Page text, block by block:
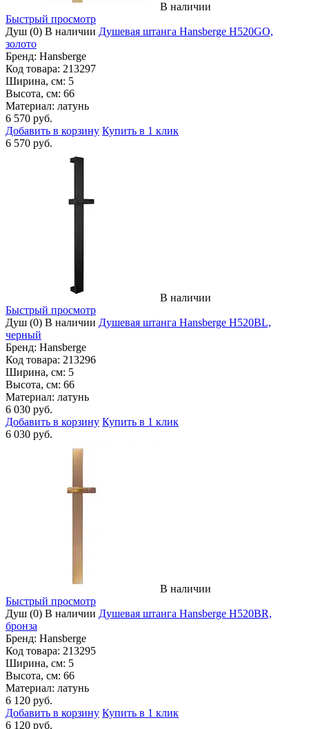
В наличии
Быстрый просмотр
Душ (0) В наличии Душевая штанга Hansberge H520GO,
золото
Бренд: Hansberge
Код товара: 213297
Ширина, см: 5
Высота, см: 66
Материал: латунь
6 570 руб.
Добавить в корзину Купить в 1 клик
6 570 руб.
В наличии
Быстрый просмотр
Душ (0) В наличии Душевая штанга Hansberge H520BL,
черный
Бренд: Hansberge
Код товара: 213296
Ширина, см: 5
Высота, см: 66
Материал: латунь
6 030 руб.
Добавить в корзину Купить в 1 клик
6 030 руб.
В наличии
Быстрый просмотр
Душ (0) В наличии Душевая штанга Hansberge H520BR,
бронза
Бренд: Hansberge
Код товара: 213295
Ширина, см: 5
Высота, см: 66
Материал: латунь
6 120 руб.
Добавить в корзину Купить в 1 клик
6 120 руб.